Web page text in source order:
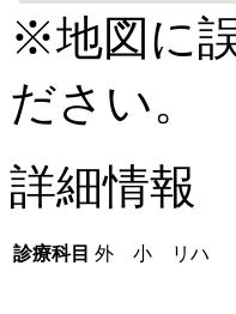
※地図に
ださい。
詳細情報
診療科目 外 小 リハ